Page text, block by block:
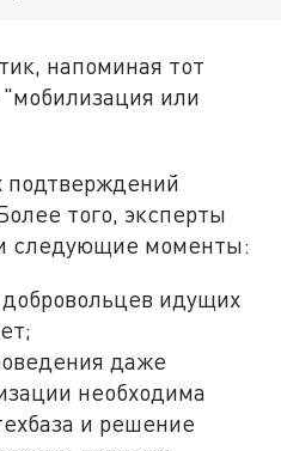
напоминая тот
или
подтверждений
того, эксперты
следующие моменты:
идущих
даже
необходима
и решение